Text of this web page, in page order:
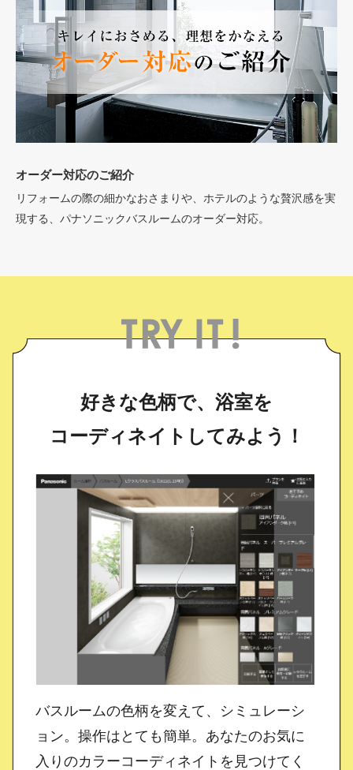
オーダー対応のご紹介
リフォームの際の細かなおさまりや、ホテルのような贅沢感を実
現する、パナソニックバスルームのオーダー対応。
好きな色柄で、浴室を
コーディネイトしてみよう！
バスルームの色柄を変えて、シミュレーシ
ョン。 操作はとても簡単。あなたのお気に
入りのカラーコーディネイトを見つけてく